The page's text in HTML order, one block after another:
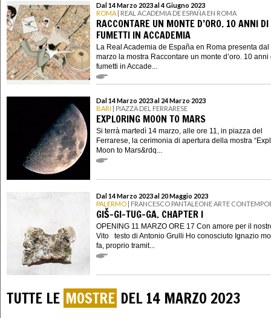
Dal 14 Marzo 2023 al 4 Giugno 2023
ROMA | REAL ACADEMIA DE ESPAÑA EN ROMA
RACCONTARE UN MONTE D’ORO. 10 ANNI DI
FUMETTI IN ACCADEMIA
La Real Academia de España en Roma presenta dal
marzo la mostra Raccontare un monte d’oro. 10 anni
fumetti in Accade...
Dal 14 Marzo 2023 al 24 Marzo 2023
BARI | PIAZZA DEL FERRARESE
EXPLORING MOON TO MARS
Si terrà martedì 14 marzo, alle ore 11, in piazza del
Ferrarese, la cerimonia di apertura della mostra
Moon to Mars&rdq...
Dal 14 Marzo 2023 al 20 Maggio 2023
PALERMO | FRANCESCO PANTALEONE ARTE
GIŠ-GI-TUG-GA. CHAPTER I
OPENING 11 MARZO ORE 17 Con amore per il
Vito testo di Antonio Grulli Ho conosciuto Ignazio
fa, proprio tramit...
TUTTE LE MOSTRE DEL 14 MARZO 2023